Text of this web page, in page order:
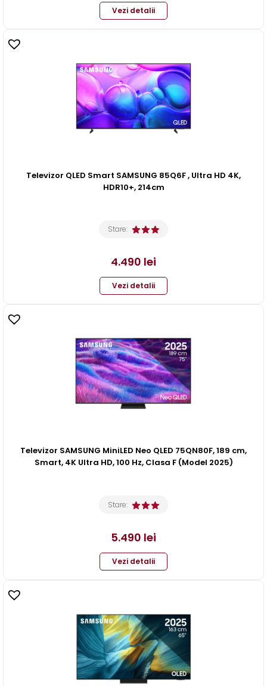
Vezi detalii
Televizor QLED Smart SAMSUNG 85Q6F , Ultra HD 4K,
HDR10+, 214cm
Stare:
4.490 lei
Vezi detalii
Televizor SAMSUNG MiniLED Neo QLED 75QN80F, 189 cm,
Smart, 4K Ultra HD, 100 Hz, Clasa F (Model 2025)
Stare:
5.490 lei
Vezi detalii